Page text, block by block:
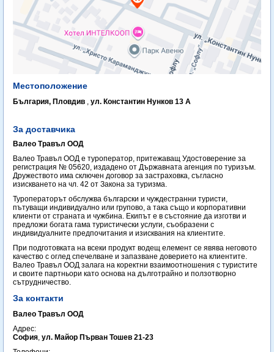
Местоположение
България, Пловдив , ул. Константин Нунков 13 А
За доставчика
Валео Травъл ООД
Валео Травъл ООД е туроператор, притежаващ Удостоверение за
регистрация № 05620, издадено от Държавната агенция по туризъм.
Дружеството има сключен договор за застраховка, съгласно
изискването на чл. 42 от Закона за туризма.
Туроператорът обслужва български и чуждестранни туристи,
пътуващи индивидуално или групово, а така също и корпоративни
клиенти от страната и чужбина. Екипът е в състояние да изготви и
предложи богата гама туристически услуги, съобразени с
индивидуалните предпочитания и изисквания на клиентите.
При подготовката на всеки продукт водещ елемент се явява неговото
качество с оглед спечелване и запазване доверието на клиентите.
Валео Травъл ООД залага на коректни взаимоотношения с туристите
и своите партньори като основа на дълготрайно и ползотворно
сътрудничество.
За контакти
Валео Травъл ООД
Адрес:
София, ул. Майор Първан Тошев 21-23